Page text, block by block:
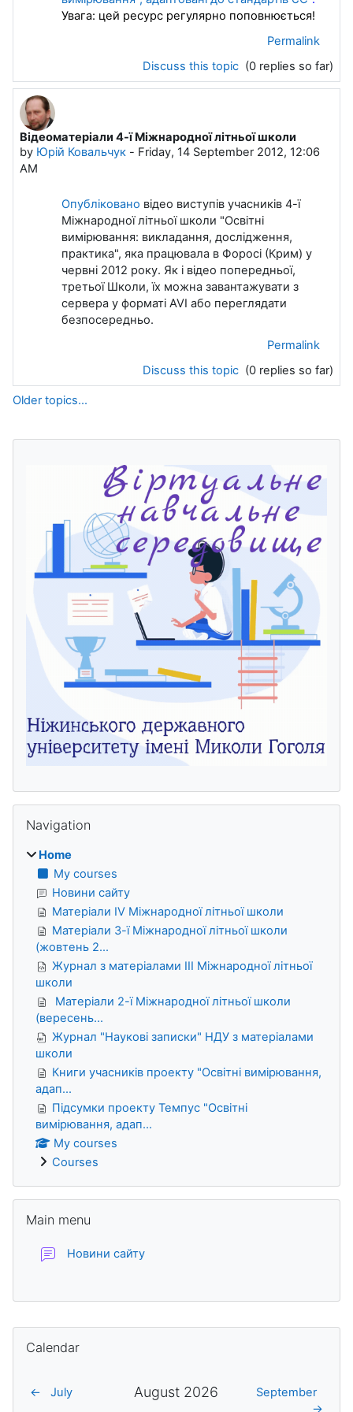
Увага: цей ресурс регулярно поповнюється!
Permalink
Discuss this topic (0 replies so far)
Відеоматеріали 4-ї Міжнародної літньої школи
by Юрій Ковальчук - Friday, 14 September 2012, 12:06
AM
Опубліковано відео виступів учасників 4-ї
Міжнародної літньої школи "Освітні
вимірювання: викладання, дослідження,
практика", яка працювала в Форосі (Крим) у
червні 2012 року. Як і відео попередньої,
третьої Школи, їх можна завантажувати з
сервера у форматі AVI або переглядати
безпосередньо.
Permalink
Discuss this topic (0 replies so far)
Older topics...
Blocks
Navigation
Home
My courses
Новини сайту
Матеріали IV Міжнародної літньої школи
Матеріали 3-ї Міжнародної літньої школи
(жовтень 2...
Журнал з матеріалами ІІІ Міжнародної літньої
школи
Матеріали 2-ї Міжнародної літньої школи
(вересень...
Журнал "Наукові записки" НДУ з матеріалами
школи
Книги учасників проекту "Освітні вимірювання,
адап...
Підсумки проекту Темпус "Освітні
вимірювання, адап...
My courses
Courses
Main menu
Новини сайтуForum
Supplementary blocks
Calendar
← July August 2026
September
→